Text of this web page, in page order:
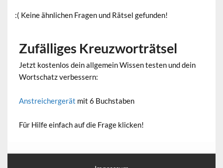
:( Keine ähnlichen Fragen und Rätsel gefunden!
Zufälliges Kreuzworträtsel
Jetzt kostenlos dein allgemein Wissen testen und dein
Wortschatz verbessern:
Anstreichergerät mit 6 Buchstaben
Für Hilfe einfach auf die Frage klicken!